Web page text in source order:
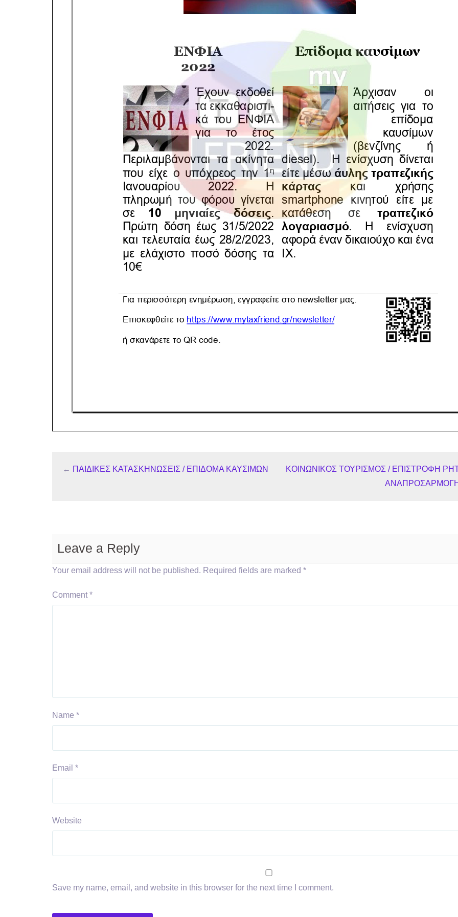
← ΠΑΙΔΙΚΕΣ ΚΑΤΑΣΚΗΝΩΣΕΙΣ / ΕΠΙΔΟΜΑ ΚΑΥΣΙΜΩΝ
ΚΟΙΝΩΝΙΚΟΣ ΤΟΥΡΙΣΜΟΣ / ΕΠΙΣΤΡΟΦΗ
Leave a Reply
Your email address will not be published. Required fields are marked *
Comment *
Name *
Email *
Website
Save my name, email, and website in this browser for the next time I comment.